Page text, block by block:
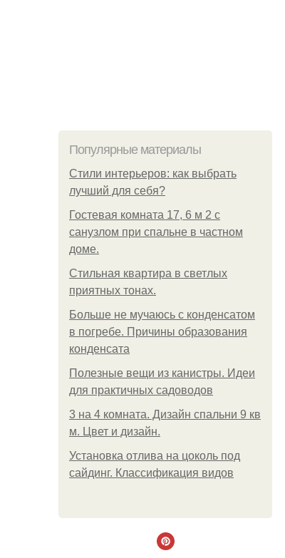
Популярные материалы
Стили интерьеров: как выбрать
лучший для себя?
Гостевая комната 17, 6 м 2 с
санузлом при спальне в частном
доме.
Стильная квартира в светлых
приятных тонах.
Больше не мучаюсь с конденсатом
в погребе. Причины образования
конденсата
Полезные вещи из канистры. Идеи
для практичных садоводов
3 на 4 комната. Дизайн спальни 9 кв
м. Цвет и дизайн.
Установка отлива на цоколь под
сайдинг. Классификация видов